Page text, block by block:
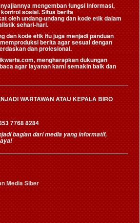
mengemban fungsi informasi,
sosial. Situs berita
oleh undang-undang dan kode etik dalam
sehari-hari.
dan kode etik itu juga menjadi panduan
berita agar sesuai dengan
dan profesional.
mengharapkan dukungan
agar layanan kami semakin baik dan
WARTAWAN ATAU KEPALA BIRO
7768 8284
bagian dari media yang informatif,
Media Siber